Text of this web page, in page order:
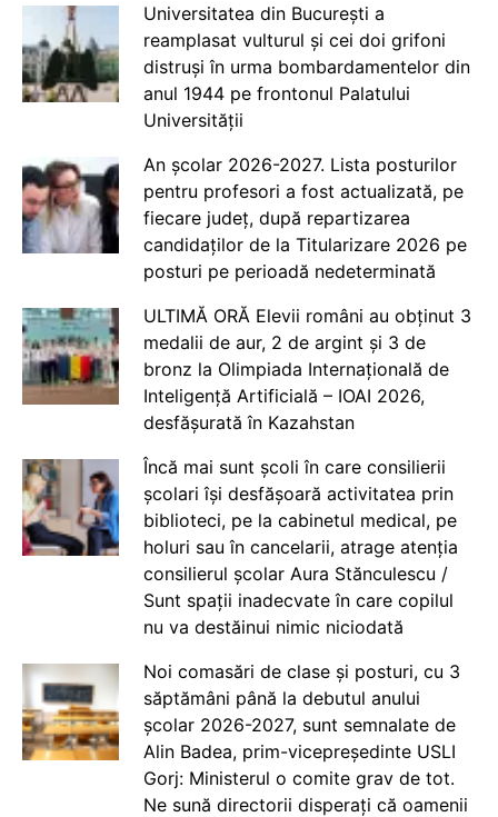
Universitatea din București a
reamplasat vulturul și cei doi grifoni
distruși în urma bombardamentelor din
anul 1944 pe frontonul Palatului
Universității
An școlar 2026-2027. Lista posturilor
pentru profesori a fost actualizată, pe
fiecare județ, după repartizarea
candidaților de la Titularizare 2026 pe
posturi pe perioadă nedeterminată
ULTIMĂ ORĂ Elevii români au obținut 3
medalii de aur, 2 de argint și 3 de
bronz la Olimpiada Internațională de
Inteligență Artificială – IOAI 2026,
desfășurată în Kazahstan
Încă mai sunt școli în care consilierii
școlari își desfășoară activitatea prin
biblioteci, pe la cabinetul medical, pe
holuri sau în cancelarii, atrage atenția
consilierul școlar Aura Stănculescu /
Sunt spații inadecvate în care copilul
nu va destăinui nimic niciodată
Noi comasări de clase și posturi, cu 3
săptămâni până la debutul anului
școlar 2026-2027, sunt semnalate de
Alin Badea, prim-vicepreședinte USLI
Gorj: Ministerul o comite grav de tot.
Ne sună directorii disperați că oamenii